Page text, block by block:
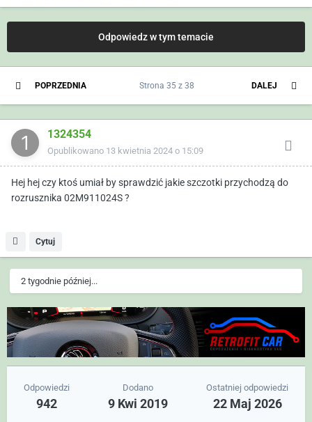
Odpowiedz w tym temacie
POPRZEDNIA DALEJ
Strona 35 z 38
1324354
Opublikowano 13 kwietnia 2024 o 15:09
Hej hej czy ktoś umiał by sprawdzić jakie szczotki przychodzą do
rozrusznika 02M911024S ?
Cytuj
2 tygodnie później...
Odpowiedzi
942
Dodano
9 Kwi 2019
Ostatniej odpowiedzi
22 Maj 2026